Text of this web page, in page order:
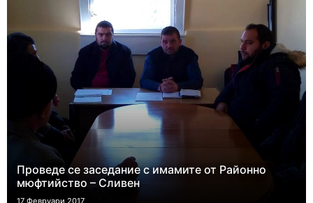
Проведе се заседание с имамите от Районно
мюфтийство – Сливен
17 Февруари 2017